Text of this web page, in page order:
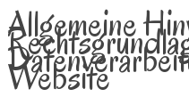
Allgemeine
Website